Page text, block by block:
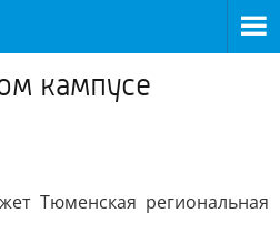
кампусе
Тюменская региональная